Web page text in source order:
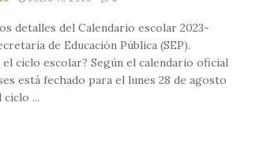
detalles del Calendario escolar 2023-
de Educación Pública (SEP).
ciclo escolar? Según el calendario oficial
está fechado para el lunes 28 de agosto
ciclo ...